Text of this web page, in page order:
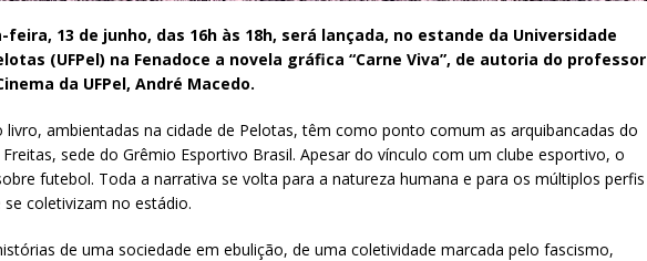
13 de junho, das 16h às 18h, será lançada, no estande da Universidade
(UFPel) na Fenadoce a novela gráfica “Carne Viva”, de autoria do professor
da UFPel, André Macedo.
livro, ambientadas na cidade de Pelotas, têm como ponto comum as arquibancadas do
sede do Grêmio Esportivo Brasil. Apesar do vínculo com um clube esportivo, o
futebol. Toda a narrativa se volta para a natureza humana e para os múltiplos perfis
coletivizam no estádio.
de uma sociedade em ebulição, de uma coletividade marcada pelo fascismo,